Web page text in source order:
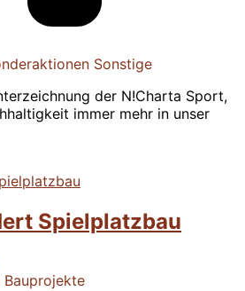
Sonstige
der N!Charta Sport,
immer mehr in unser
Spielplatzbau
Bauprojekte